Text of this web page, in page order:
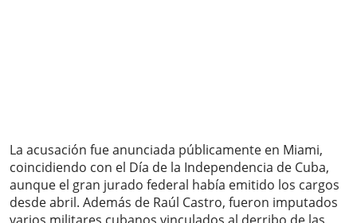
La acusación fue anunciada públicamente en Miami,
coincidiendo con el Día de la Independencia de Cuba,
aunque el gran jurado federal había emitido los cargos
desde abril. Además de Raúl Castro, fueron imputados